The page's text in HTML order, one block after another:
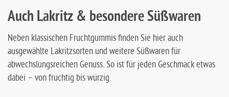
Auch Lakritz & besondere Süßwaren
Neben klassischen Fruchtgummis finden Sie hier auch
ausgewählte Lakritzsorten und weitere Süßwaren für
abwechslungsreichen Genuss. So ist für jeden Geschmack etwas
dabei – von fruchtig bis würzig.